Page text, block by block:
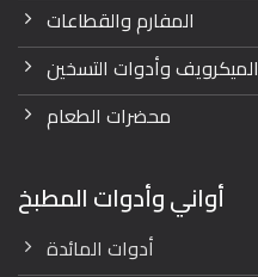
المفارم والقطاعات
الميكرويف وأدوات التسخين
محضرات الطعام
أواني وأدوات المطبخ
أدوات المائدة